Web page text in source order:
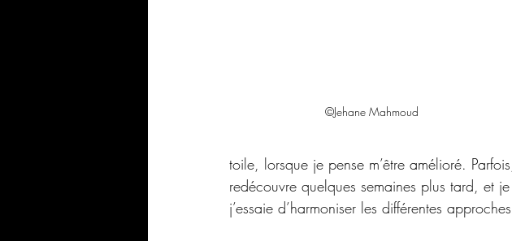
©Jehane Mahmoud
toile, lorsque je pense m’être amélioré.
redécouvre quelques semaines plus tard, et
j’essaie d’harmoniser les différentes